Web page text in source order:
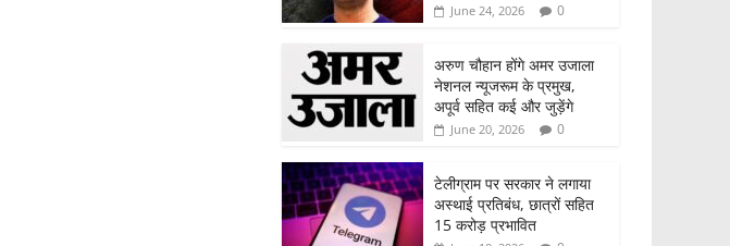
June 24, 2026 0
अरुण चौहान होंगे अमर उजाला
नेशनल न्यूजरूम के प्रमुख,
अपूर्व सहित कई और जुड़ेंगे
June 20, 2026 0
टेलीग्राम पर सरकार ने लगाया
अस्थाई प्रतिबंध, छात्रों सहित
15 करोड़ प्रभावित